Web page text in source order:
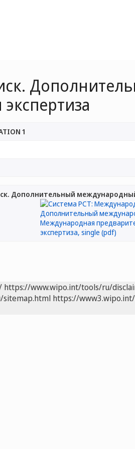
1
Дополнительный
https://www.wipo.int/tools/ru/
https://